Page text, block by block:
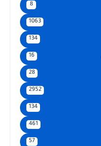
8
1063
134
16
28
2952
134
461
57